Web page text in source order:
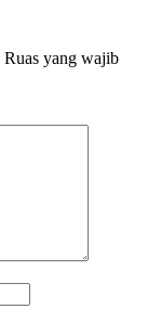
Ruas yang wajib